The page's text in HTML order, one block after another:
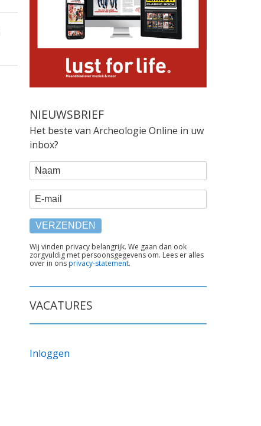
NIEUWSBRIEF
Het beste van Archeologie Online in uw
inbox?
WEBFORM
Naam
E-mail
TEKST
ONDER
FORMULIER
Wij vinden privacy belangrijk. We gaan dan ook
zorgvuldig met persoonsgegevens om. Lees er alles
over in onsprivacy-statement.
VACATURES
Inloggen